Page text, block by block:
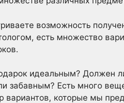
возможность
есть множество
идеальным? Должен
забавным? Есть много
вариантов, которые мы